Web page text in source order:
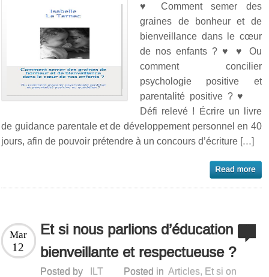
♥ Comment semer des
graines de bonheur et de
bienveillance dans le cœur
de nos enfants ? ♥ ♥ Ou
comment concilier
psychologie positive et
parentalité positive ? ♥
Défi relevé ! Écrire un livre
de guidance parentale et de développement personnel en 40
jours, afin de pouvoir prétendre à un concours d’écriture […]
Et si nous parlions d’éducation
bienveillante et respectueuse ?
Mar
12
Posted by ILT Posted in Articles, Et si on